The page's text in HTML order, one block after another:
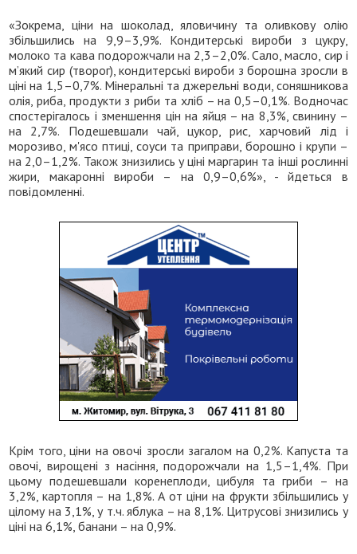
«Зокрема, ціни на шоколад, яловичину та оливкову олію
збільшились на 9,9–3,9%. Кондитерські вироби з цукру,
молоко та кава подорожчали на 2,3–2,0%. Сало, масло, сир і
м’який сир (творог), кондитерські вироби з борошна зросли в
ціні на 1,5–0,7%. Мінеральні та джерельні води, соняшникова
олія, риба, продукти з риби та хліб – на 0,5–0,1%. Водночас
спостерігалось і зменшення цін на яйця – на 8,3%, свинину –
на 2,7%. Подешевшали чай, цукор, рис, харчовий лід і
морозиво, м'ясо птиці, соуси та приправи, борошно і крупи –
на 2,0–1,2%. Також знизились у ціні маргарин та інші рослинні
жири, макаронні вироби – на 0,9–0,6%», - йдеться в
повідомленні.
Крім того, ціни на овочі зросли загалом на 0,2%. Капуста та
овочі, вирощені з насіння, подорожчали на 1,5–1,4%. При
цьому подешевшали коренеплоди, цибуля та гриби – на
3,2%, картопля – на 1,8%. А от ціни на фрукти збільшились у
цілому на 3,1%, у т.ч. яблука – на 8,1%. Цитрусові знизились у
ціні на 6,1%, банани – на 0,9%.